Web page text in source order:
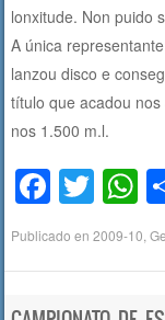
lonxitude. Non puido
A única
lanzou disco e
título que acadou
nos 1.500 m.l.
F
a
c
T
wi
tt
h
Publicado en2009-10 ,